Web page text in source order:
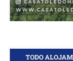
TODO